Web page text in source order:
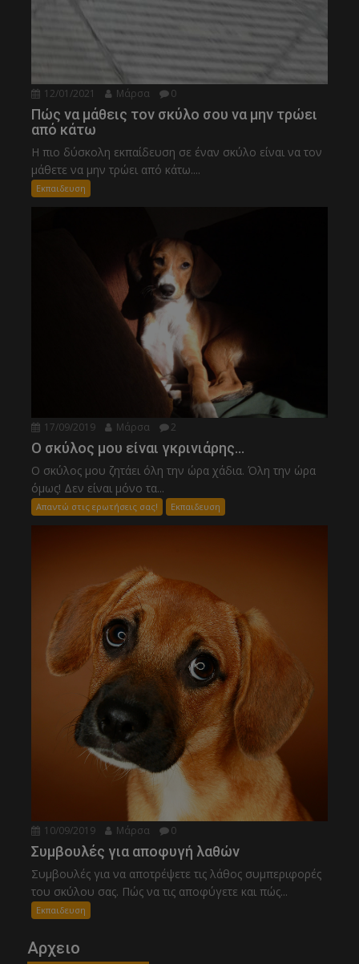
12/01/2021 Μάρσα 0
Πώς να μάθεις τον σκύλο σου να μην τρώει
από κάτω
Η πιο δύσκολη εκπαίδευση σε έναν σκύλο είναι να τον
μάθετε να μην τρώει από κάτω....
Εκπαιδευση
17/09/2019 Μάρσα 2
Ο σκύλος μου είναι γκρινιάρης…
Ο σκύλος μου ζητάει όλη την ώρα χάδια. Όλη την ώρα
όμως! Δεν είναι μόνο τα...
Απαντώ στις ερωτήσεις σας! Εκπαιδευση
10/09/2019 Μάρσα 0
Συμβουλές για αποφυγή λαθών
Συμβουλές για να αποτρέψετε τις λάθος συμπεριφορές
του σκύλου σας. Πώς να τις αποφύγετε και πώς...
Εκπαιδευση
Αρχειο